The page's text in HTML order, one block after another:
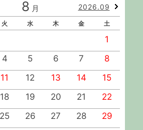
8 月 2026.09
火 水 木 金 土
1
4 5 6 7
8
11 12 13 14
15
18 19 20 21
22
25 26 27 28 29